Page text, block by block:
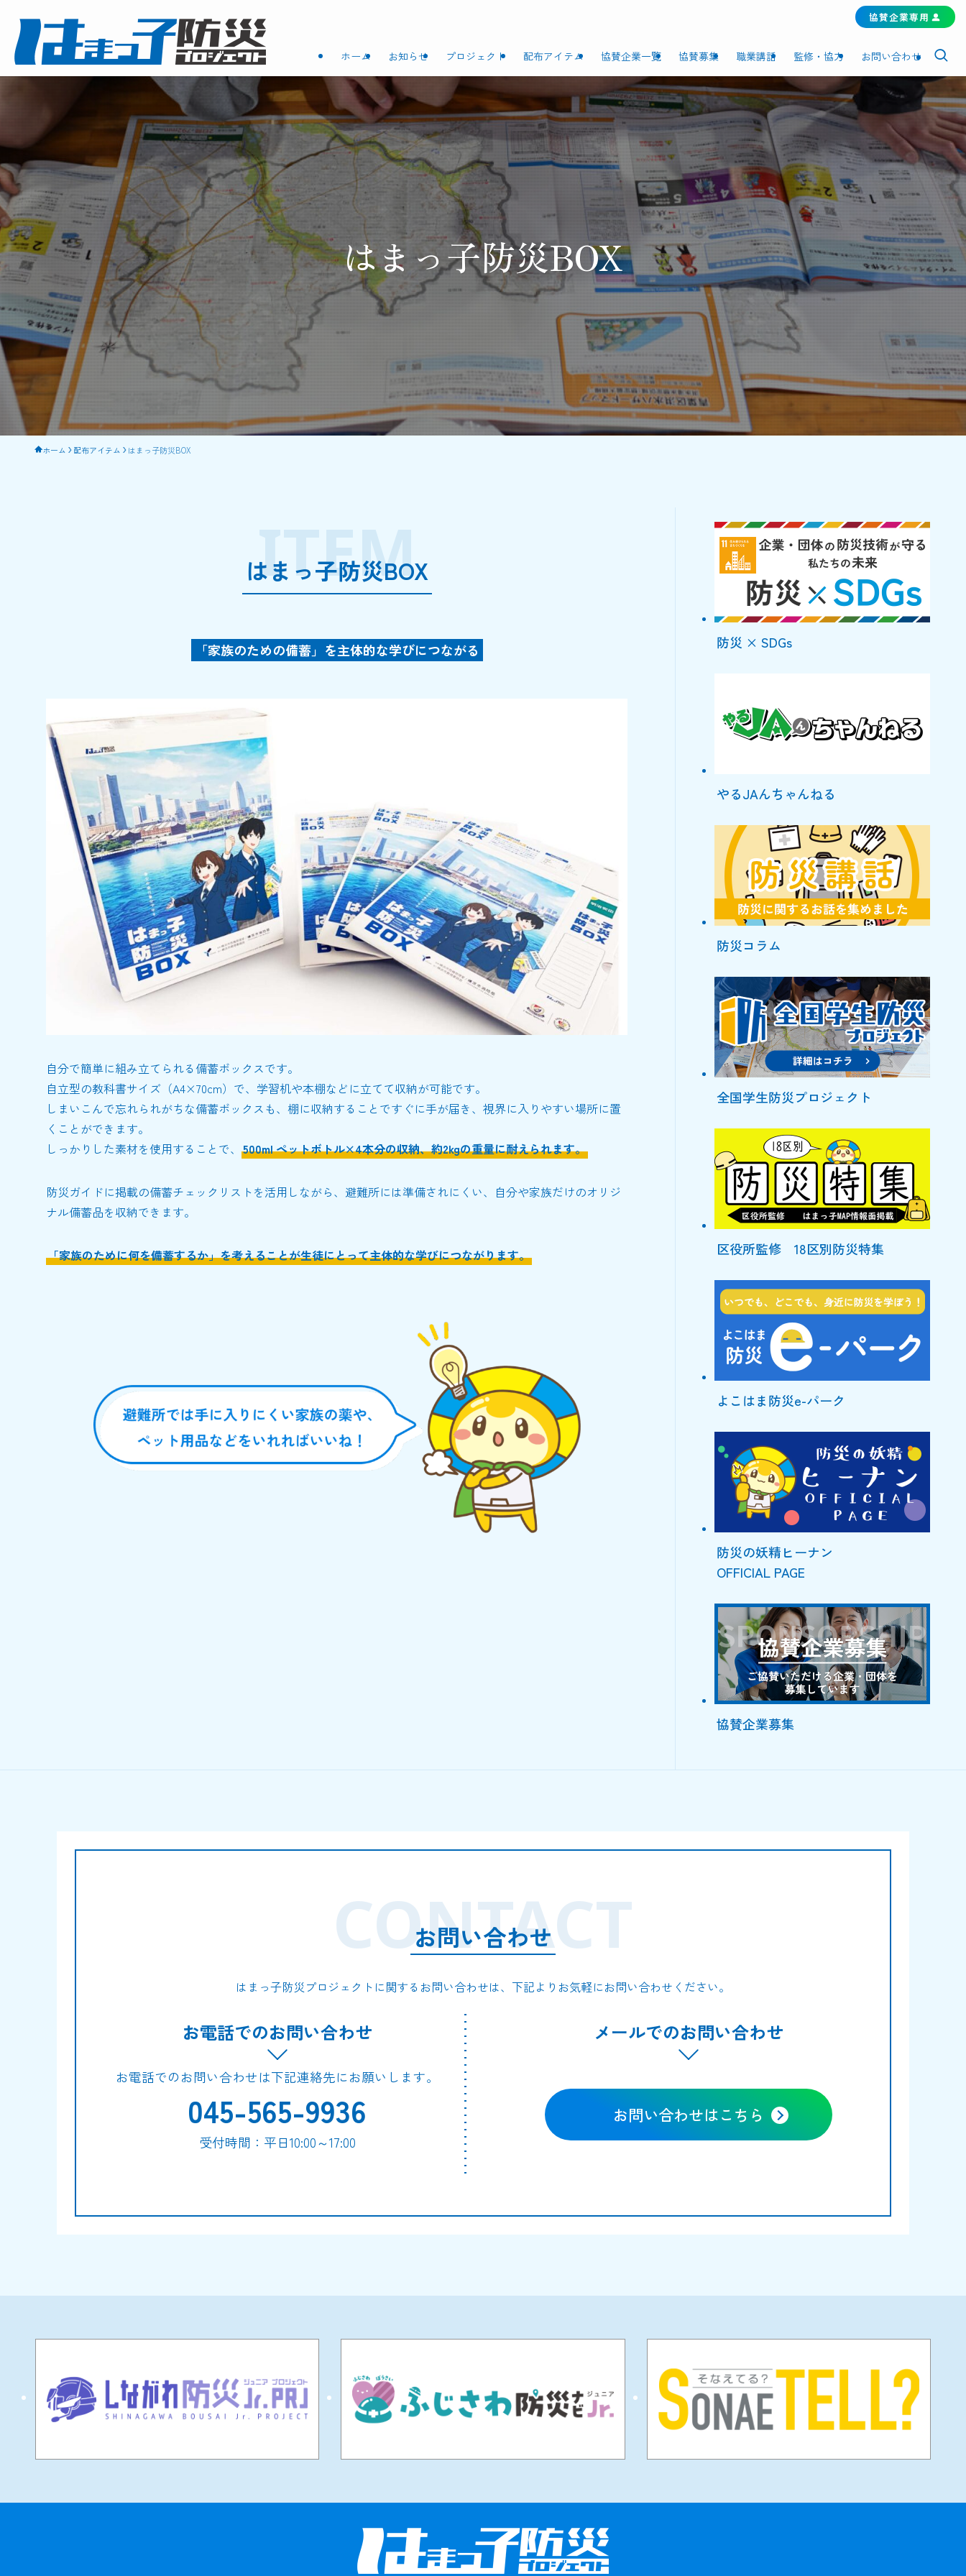
ホーム お知らせ プロジェクト 配布アイテム 協賛企業一覧 協賛募集 職業講話 監修・協力 お問い合わせ
協賛企業専用
はまっ子防災BOX
ホーム 配布アイテム はまっ子防災BOX
はまっ子防災BOX
ITEM
「家族のための備蓄」を主体的な学びにつながる
自分で簡単に組み立てられる備蓄ボックスです。
自立型の教科書サイズ（A4×70cm）で、学習机や本棚などに立てて収納が可能です。
しまいこんで忘れられがちな備蓄ボックスも、棚に収納することですぐに手が届き、視界に入りやすい場所に置
くことができます。
しっかりした素材を使用することで、 500ml ペットボトル×4本分の収納、約2kgの重量に耐えられます。
防災ガイドに掲載の備蓄チェックリストを活用しながら、避難所には準備されにくい、自分や家族だけのオリジ
ナル備蓄品を収納できます。
「家族のために何を備蓄するか」を考えることが生徒にとって主体的な学びにつながります。
防災 × SDGs
やるJAんちゃんねる
防災コラム
全国学生防災プロジェクト
区役所監修 18区別防災特集
よこはま防災e-パーク
防災の妖精ヒーナン
OFFICIAL PAGE
協賛企業募集
お問い合わせ
CONTACT
はまっ子防災プロジェクトに関するお問い合わせは、下記よりお気軽にお問い合わせください。
お電話でのお問い合わせ
お電話でのお問い合わせは下記連絡先にお願いします。
045-565-9936
受付時間：平日10:00～17:00
メールでのお問い合わせ
お問い合わせはこちら